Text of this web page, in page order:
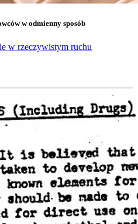
w odmienny sposób
w rzeczywistym ruchu